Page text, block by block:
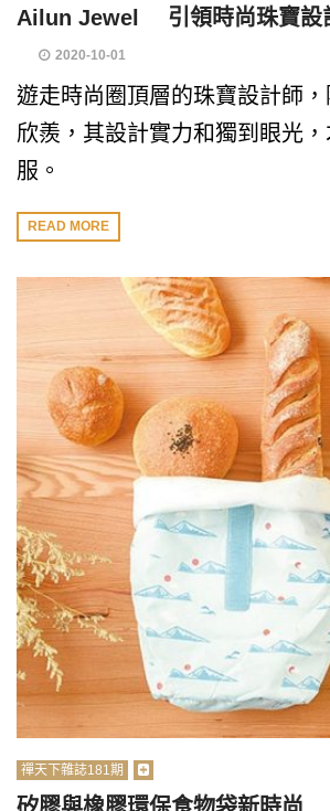
Ailun Jewel 引領時尚珠寶設
2020-10-01
遊走時尚圈頂層的珠寶設計師
欣羨，其設計實力和獨到眼光
服。
READ MORE
禪天下雜誌181期